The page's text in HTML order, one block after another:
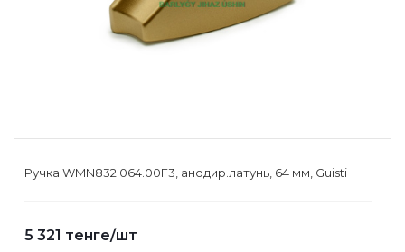
Ручка WMN832.064.00F3, анодир.латунь, 64 мм, Guisti
5 321 тенге/шт